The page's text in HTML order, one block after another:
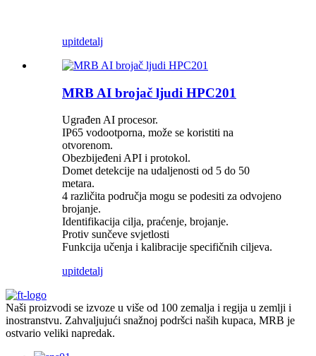
upitdetalj
MRB AI brojač ljudi HPC201
Ugrađen AI procesor.
IP65 vodootporna, može se koristiti na
otvorenom.
Obezbijeđeni API i protokol.
Domet detekcije na udaljenosti od 5 do 50
metara.
4 različita područja mogu se podesiti za odvojeno
brojanje.
Identifikacija cilja, praćenje, brojanje.
Protiv sunčeve svjetlosti
Funkcija učenja i kalibracije specifičnih ciljeva.
upitdetalj
Naši proizvodi se izvoze u više od 100 zemalja i regija u zemlji i
inostranstvu. Zahvaljujući snažnoj podršci naših kupaca, MRB je
ostvario veliki napredak.